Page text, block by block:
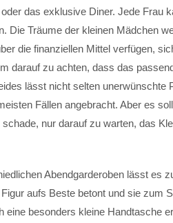
das exklusive Diner. Jede Frau
Die Träume der kleinen Mädchen
die finanziellen Mittel verfügen,
darauf zu achten, dass das
lässt nicht selten
Fällen angebracht. Aber es
nur darauf zu warten, das
Abendgarderoben lässt es
aufs Beste betont und sie zum
eine besonders kleine Handtasche